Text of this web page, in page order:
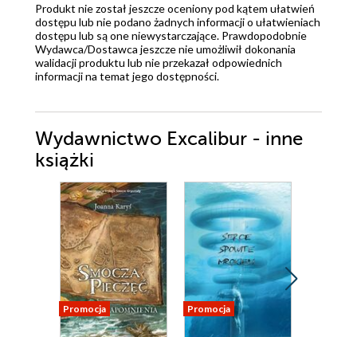
Produkt nie został jeszcze oceniony pod kątem ułatwień
dostępu lub nie podano żadnych informacji o ułatwieniach
dostępu lub są one niewystarczające. Prawdopodobnie
Wydawca/Dostawca jeszcze nie umożliwił dokonania
walidacji produktu lub nie przekazał odpowiednich
informacji na temat jego dostępności.
Wydawnictwo Excalibur - inne
książki
Promocja Promocja